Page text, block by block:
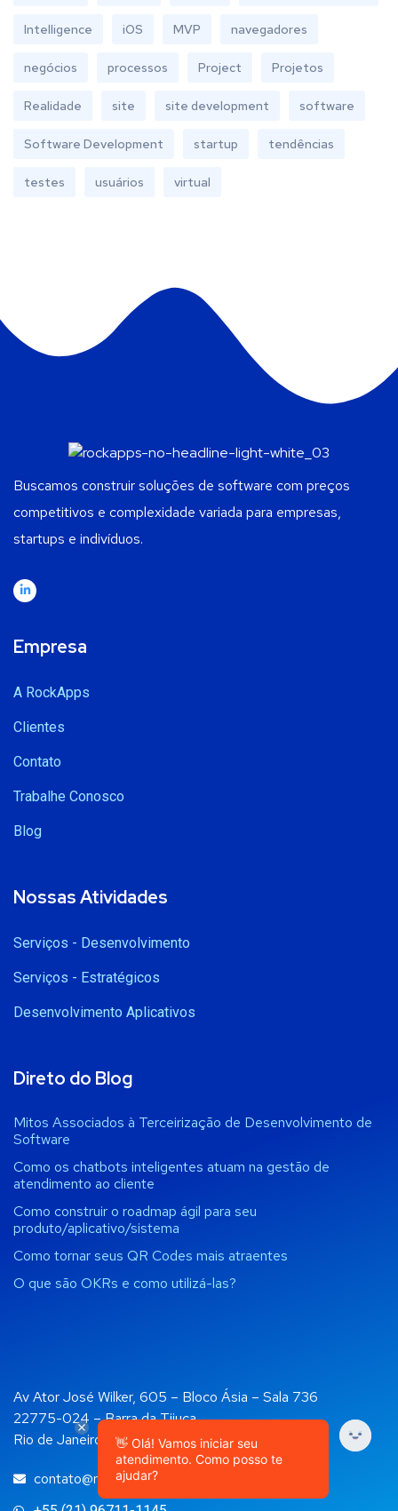
Intelligence iOS MVP navegadores
negócios processos Project Projetos
Realidade site site development software
Software Development startup tendências
testes usuários virtual
Buscamos construir soluções de software com preços
competitivos e complexidade variada para empresas,
startups e indivíduos.
Empresa
A RockApps
Clientes
Contato
Trabalhe Conosco
Blog
Nossas Atividades
Serviços - Desenvolvimento
Serviços - Estratégicos
Desenvolvimento Aplicativos
Direto do Blog
Mitos Associados à Terceirização de Desenvolvimento de
Software
Como os chatbots inteligentes atuam na gestão de
atendimento ao cliente
Como construir o roadmap ágil para seu
produto/aplicativo/sistema
Como tornar seus QR Codes mais atraentes
O que são OKRs e como utilizá-las?
Av Ator José Wilker, 605 – Bloco Ásia – Sala 736
22775-024 – Barra da Tijuca
Rio de Janeiro, RJ
contato@rockapps.com.br
👋 Olá! Vamos iniciar seu
atendimento. Como posso te
ajudar?